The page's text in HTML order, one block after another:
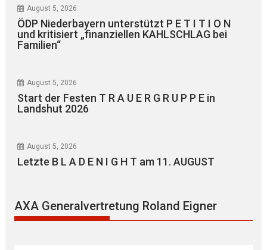
August 5, 2026
ÖDP Niederbayern unterstützt P E T I T I O N
und kritisiert „finanziellen KAHLSCHLAG bei
Familien“
August 5, 2026
Start der Festen T R A U E R G R U P P E in
Landshut 2026
August 5, 2026
Letzte B L A D E N I G H T am 11. AUGUST
AXA Generalvertretung Roland Eigner